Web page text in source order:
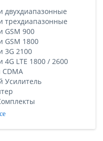
двухдиапазонные
трехдиапазонные
GSM 900
GSM 1800
3G 2100
4G LTE 1800 / 2600
Усилитель